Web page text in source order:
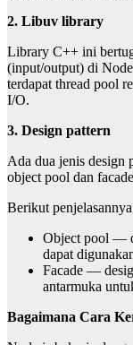
2. Libuv library
Library C++ ini
(input/output) di
terdapat thread pool
I/O.
3. Design pattern
Ada dua jenis design
object pool dan
Berikut
Object pool —
dapat
Facade —
antarmuka
Bagaimana Cara